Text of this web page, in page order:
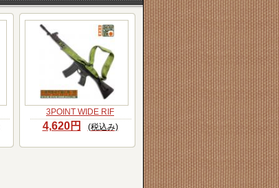
3POINT WIDE RIF
4,620円 (税込み)